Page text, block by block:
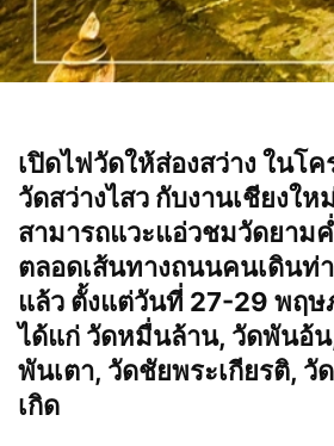
เปิดไฟวัดให้ส่องสว่าง ในโค
วัดสว่างไสว กับงานเชียงให
สามารถแวะแอ่วชมวัดยาม
ตลอดเส้นทางถนนคนเดินท่
แล้ว ตั้งแต่วันที่ 27-29 พฤ
ได้แก่ วัดหมื่นล้าน, วัดพันอ้น
พันเตา, วัดชัยพระเกียรติ, วั
เกิด